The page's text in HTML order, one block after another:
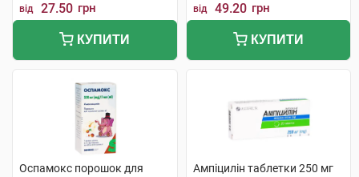
від 27.50 грн
КУПИТИ
від 49.20 грн
КУПИТИ
Оспамокс порошок для
Ампіцилін таблетки 250 мг